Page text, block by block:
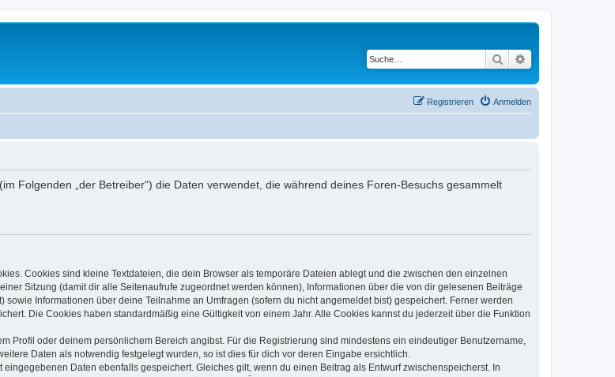
Suche
Anmelden
Registrieren
Folgenden „der Betreiber“) die Daten verwendet, die während deines Foren-Besuchs gesammelt
Cookies sind kleine Textdateien, die dein Browser als temporäre Dateien ablegt und die zwischen den einzelnen
Sitzung (damit dir alle Seitenaufrufe zugeordnet werden können), Informationen über die von dir gelesenen Beiträge
Informationen über deine Teilnahme an Umfragen (sofern du nicht angemeldet bist) gespeichert. Ferner werden
Die Cookies haben standardmäßig eine Gültigkeit von einem Jahr. Alle Cookies kannst du jederzeit über die Funktion
Profil oder deinem persönlichem Bereich angibst. Für die Registrierung sind mindestens ein eindeutiger Benutzername,
Daten als notwendig festgelegt wurden, so ist dies für dich vor deren Eingabe ersichtlich.
Daten ebenfalls gespeichert. Gleiches gilt, wenn du einen Beitrag als Entwurf zwischenspeicherst. In